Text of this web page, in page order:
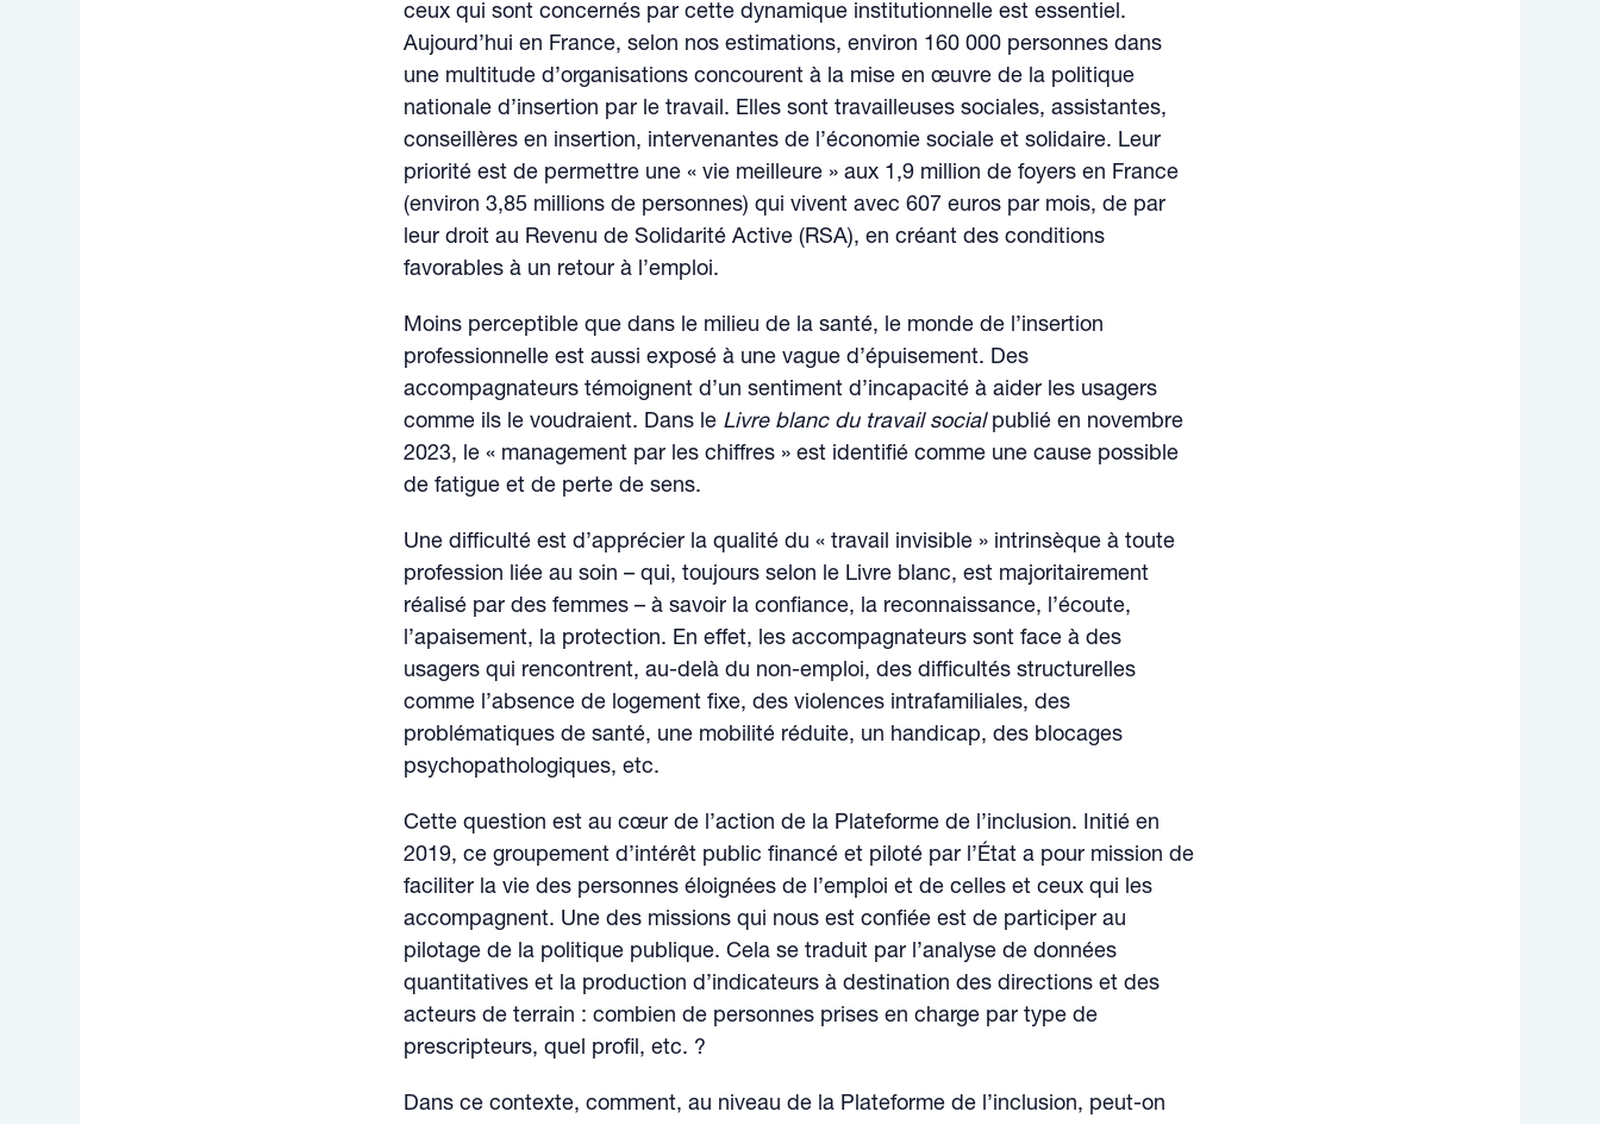
ceux qui sont concernés par cette dynamique institutionnelle est essentiel.
Aujourd’hui en France, selon nos estimations, environ 160 000 personnes dans
une multitude d’organisations concourent à la mise en œuvre de la politique
nationale d’insertion par le travail. Elles sont travailleuses sociales, assistantes,
conseillères en insertion, intervenantes de l’économie sociale et solidaire. Leur
priorité est de permettre une « vie meilleure » aux 1,9 million de foyers en France
(environ 3,85 millions de personnes) qui vivent avec 607 euros par mois, de par
leur droit au Revenu de Solidarité Active (RSA), en créant des conditions
favorables à un retour à l’emploi.
Moins perceptible que dans le milieu de la santé, le monde de l’insertion
professionnelle est aussi exposé à une vague d’épuisement. Des
accompagnateurs témoignent d’un sentiment d’incapacité à aider les usagers
comme ils le voudraient. Dans le Livre blanc du travail socialpublié en novembre
2023, le « management par les chiffres » est identifié comme une cause possible
de fatigue et de perte de sens.
Une difficulté est d’apprécier la qualité du « travail invisible » intrinsèque à toute
profession liée au soin – qui, toujours selon le Livre blanc, est majoritairement
réalisé par des femmes – à savoir la confiance, la reconnaissance, l’écoute,
l’apaisement, la protection. En effet, les accompagnateurs sont face à des
usagers qui rencontrent, au-delà du non-emploi, des difficultés structurelles
comme l’absence de logement fixe, des violences intrafamiliales, des
problématiques de santé, une mobilité réduite, un handicap, des blocages
psychopathologiques, etc.
Cette question est au cœur de l’action de la Plateforme de l’inclusion. Initié en
2019, ce groupement d’intérêt public financé et piloté par l’État a pour mission de
faciliter la vie des personnes éloignées de l’emploi et de celles et ceux qui les
accompagnent. Une des missions qui nous est confiée est de participer au
pilotage de la politique publique. Cela se traduit par l’analyse de données
quantitatives et la production d’indicateurs à destination des directions et des
acteurs de terrain : combien de personnes prises en charge par type de
prescripteurs, quel profil, etc. ?
Dans ce contexte, comment, au niveau de la Plateforme de l’inclusion, peut-on